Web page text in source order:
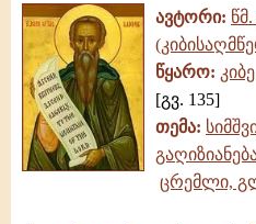
ავტორი:
წყარო:
[გვ. 135]
თემა:
ცრემლი,